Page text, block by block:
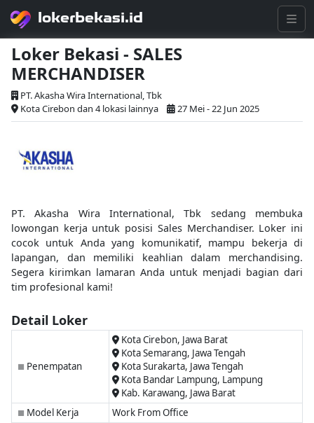
lokerbekasi.id
Loker Bekasi - SALES
MERCHANDISER
PT. Akasha Wira International, Tbk
Kota Cirebon dan 4 lokasi lainnya
27 Mei - 22 Jun 2025
PT. Akasha Wira International, Tbk sedang membuka
lowongan kerja untuk posisi Sales Merchandiser. Loker ini
cocok untuk Anda yang komunikatif, mampu bekerja di
lapangan, dan memiliki keahlian dalam merchandising.
Segera kirimkan lamaran Anda untuk menjadi bagian dari
tim profesional kami!
Detail Loker
■ Penempatan
Kota Cirebon, Jawa Barat
Kota Semarang, Jawa Tengah
Kota Surakarta, Jawa Tengah
Kota Bandar Lampung, Lampung
Kab. Karawang, Jawa Barat
■ Model Kerja Work From Office